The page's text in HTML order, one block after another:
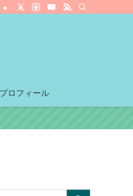
プロフィール